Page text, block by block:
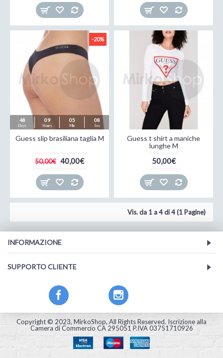
-20%
48
Days
09
Hours
05
Min
08
Sec
Guess slip brasiliana taglia M
50,00€ 40,00€
Guess t shirt a maniche
lunghe M
50,00€
Vis. da 1 a 4 di 4 (1 Pagine)
INFORMAZIONE
SUPPORTO CLIENTE
Copyright © 2023, MirkoShop, All Rights Reserved. Iscrizione alla
Camera di Commercio CA 295051 P.IVA 03751710926